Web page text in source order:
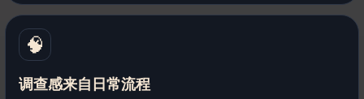
🧠
调查感来自日常流程